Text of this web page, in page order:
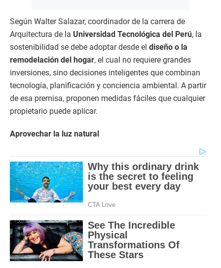
Según Walter Salazar, coordinador de la carrera de
Arquitectura de la Universidad Tecnológica del Perú, la
sostenibilidad se debe adoptar desde el diseño o la
remodelación del hogar, el cual no requiere grandes
inversiones, sino decisiones inteligentes que combinan
tecnología, planificación y conciencia ambiental. A partir
de esa premisa, proponen medidas fáciles que cualquier
propietario puede aplicar.
Aprovechar la luz natural